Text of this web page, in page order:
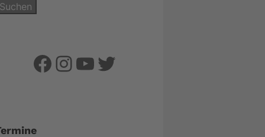
Facebook
Instagram
YouTube
Twitter